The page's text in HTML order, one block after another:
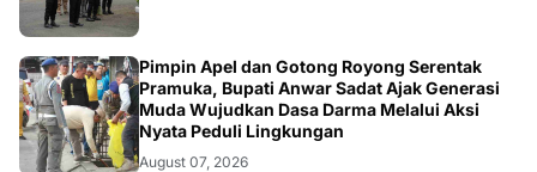
BERITA
Pimpin Apel dan Gotong Royong Serentak
Pramuka, Bupati Anwar Sadat Ajak Generasi
Muda Wujudkan Dasa Darma Melalui Aksi
Nyata Peduli Lingkungan
August 07, 2026